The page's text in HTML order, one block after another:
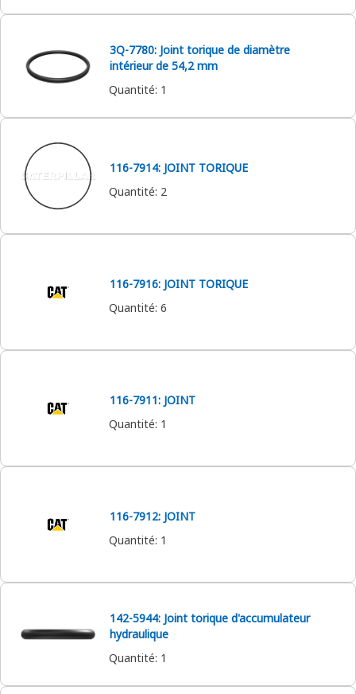
3Q-7780: Joint torique de diamètre
intérieur de 54,2 mm
Quantité: 1
116-7914: JOINT TORIQUE
Quantité: 2
116-7916: JOINT TORIQUE
Quantité: 6
116-7911: JOINT
Quantité: 1
116-7912: JOINT
Quantité: 1
142-5944: Joint torique d'accumulateur
hydraulique
Quantité: 1